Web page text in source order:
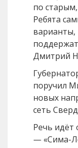
по
Ребята
варианты,
Дмитрий
поручил
новых
сеть
Речь
— «Сима-